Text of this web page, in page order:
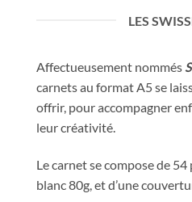
LES
Affectueusement nommés
carnets au format A5 se
offrir, pour accompagner
leur créativité.
Le carnet se compose de
blanc 80g, et d’une